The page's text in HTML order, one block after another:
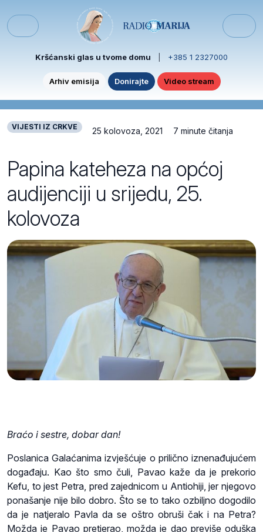
Menu
Kršćanski glas u tvome domu +385 1 2327000
Arhiv emisija Donirajte Video stream
VIJESTI IZ CRKVE 25 kolovoza, 2021 7 minute čitanja
Papina kateheza na općoj
audijenciji u srijedu, 25.
kolovoza
Braćo i sestre, dobar dan!
Poslanica Galaćanima izvješćuje o prilično iznenađujućem
događaju. Kao što smo čuli, Pavao kaže da je prekorio
Kefu, to jest Petra, pred zajednicom u Antiohiji, jer njegovo
ponašanje nije bilo dobro. Što se to tako ozbiljno dogodilo
da je natjeralo Pavla da se oštro obruši čak i na Petra?
Možda je Pavao pretjerao, možda je dao previše oduška